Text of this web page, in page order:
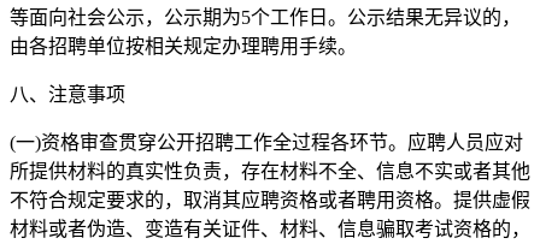
等面向社会公示，公示期为5个工作日。公示结果无异议的，
由各招聘单位按相关规定办理聘用手续。
八、注意事项
(一)资格审查贯穿公开招聘工作全过程各环节。应聘人员应对
所提供材料的真实性负责，存在材料不全、信息不实或者其他
不符合规定要求的，取消其应聘资格或者聘用资格。提供虚假
材料或者伪造、变造有关证件、材料、信息骗取考试资格的，